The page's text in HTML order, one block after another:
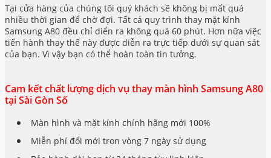
Tại cửa hàng của chúng tôi quý khách sẽ không bị mất quá
nhiều thời gian để chờ đợi. Tất cả quy trình thay mặt kính
Samsung A80 đều chỉ diển ra không quá 60 phút. Hơn nữa việc
tiến hành thay thế này được diễn ra trực tiếp dưới sự quan sát
của bạn. Vì vậy bạn có thể hoàn toàn tin tưởng.
Cam kết chất lượng dịch vụ thay màn hình Samsung A80
tại Sài Gòn Số
Màn hình và mặt kính chính hãng mới 100%
Miễn phí đổi mới tron vòng 7 ngày sử dụng